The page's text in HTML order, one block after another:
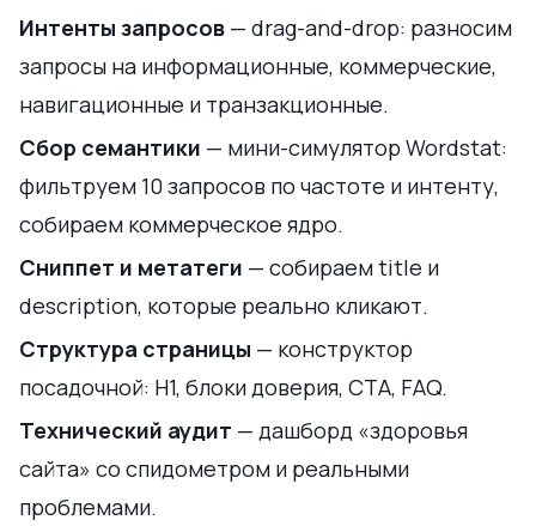
Интенты запросов — drag-and-drop: разносим
запросы на информационные, коммерческие,
навигационные и транзакционные.
Сбор семантики — мини-симулятор Wordstat:
фильтруем 10 запросов по частоте и интенту,
собираем коммерческое ядро.
Сниппет и метатеги — собираем title и
description, которые реально кликают.
Структура страницы — конструктор
посадочной: H1, блоки доверия, CTA, FAQ.
Технический аудит — дашборд «здоровья
сайта» со спидометром и реальными
проблемами.